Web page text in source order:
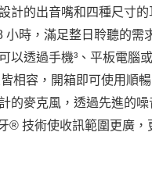
計的出音嘴和四種尺寸
小時，滿足整日聆聽的需
以透過手機³、平板電腦
相容，開箱即可使用順
的麥克風，透過先進的
® 技術使收訊範圍更廣，